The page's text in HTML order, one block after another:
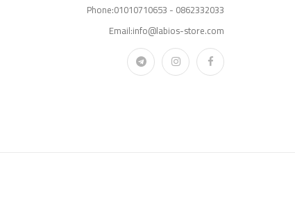
Phone:01010710653 - 0862332033
Email:info@labios-store.com